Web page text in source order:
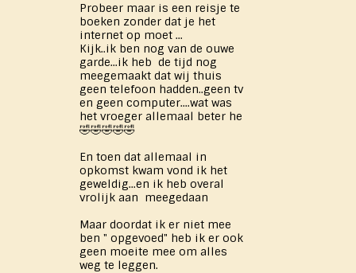
Probeer maar is een reisje te
boeken zonder dat je het
internet op moet ...
Kijk..ik ben nog van de ouwe
garde...ik heb de tijd nog
meegemaakt dat wij thuis
geen telefoon hadden..geen tv
en geen computer....wat was
het vroeger allemaal beter he
🤣🤣🤣🤣🤣
En toen dat allemaal in
opkomst kwam vond ik het
geweldig...en ik heb overal
vrolijk aan meegedaan
Maar doordat ik er niet mee
ben " opgevoed" heb ik er ook
geen moeite mee om alles
weg te leggen.